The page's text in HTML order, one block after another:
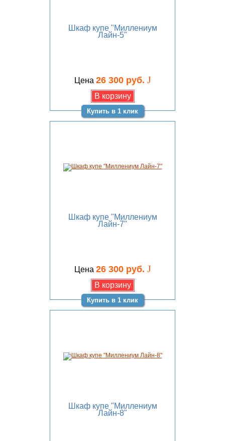
Шкаф купе "Миллениум
Лайн-5"
Цена 26 300 руб. J
Купить в 1 клик
Шкаф купе "Миллениум
Лайн-7"
Цена 26 300 руб. J
Купить в 1 клик
Шкаф купе "Миллениум
Лайн-8"